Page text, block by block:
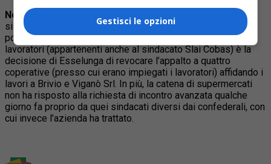
Novara –
I lavoratori del magazzino Esselunga di Biandrate
si stanno preparando per la protesta in programma oggi
pomeriggio, giovedì 27. Oggetto della manifestazione dei
lavoratori (appartenenti anche al sindacato Slai Cobas) è la
decisione di Esselunga di revocare l’appalto a quattro
coperative (presso cui erano impiegati i lavoratori) affidando i
lavori a Brivio e Viganò Srl. In più, la catena di supermercati
non ha risposto alla richiesta di incontro avanzata qualche
giorno fa proprio da quei sindacati diversi dai confederali, con
cui invece l’azienda ha trattato.
Gestisci le opzioni